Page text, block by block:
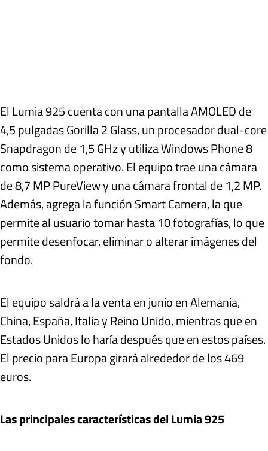
El Lumia 925 cuenta con una pantalla AMOLED de
4,5 pulgadas Gorilla 2 Glass, un procesador dual-core
Snapdragon de 1,5 GHz y utiliza Windows Phone 8
como sistema operativo. El equipo trae una cámara
de 8,7 MP PureView y una cámara frontal de 1,2 MP.
Además, agrega la función Smart Camera, la que
permite al usuario tomar hasta 10 fotografías, lo que
permite desenfocar, eliminar o alterar imágenes del
fondo.
El equipo saldrá a la venta en junio en Alemania,
China, España, Italia y Reino Unido, mientras que en
Estados Unidos lo haría después que en estos países.
El precio para Europa girará alrededor de los 469
euros.
Las principales características del Lumia 925